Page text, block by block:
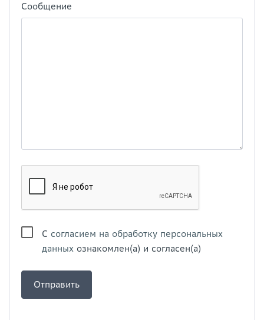
Сообщение
С согласием на обработку персональных
данных ознакомлен(а) и согласен(а)